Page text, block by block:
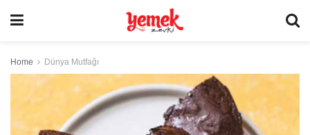
Home Dünya Mutfağı